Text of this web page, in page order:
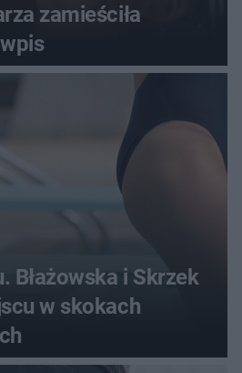
zamieściła
Błażowska i Skrzek
w skokach